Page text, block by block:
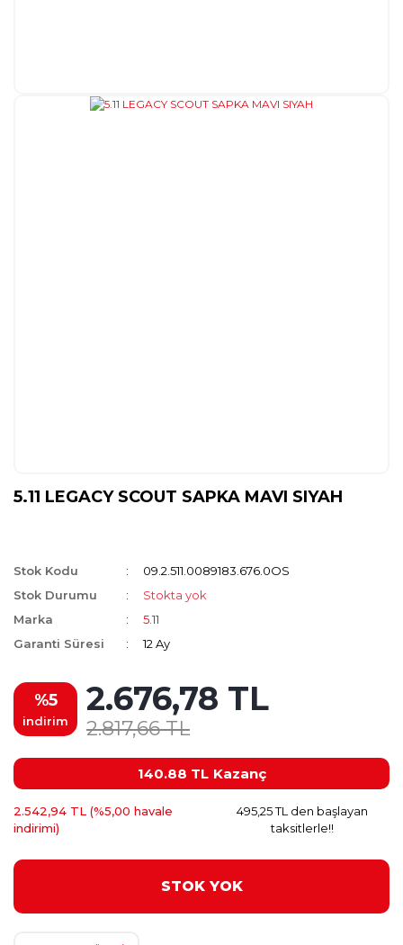
5.11 LEGACY SCOUT SAPKA MAVI SIYAH
Stok Kodu
09.2.511.0089183.676.0OS
Stok Durumu
Stokta yok
Marka
5.11
Garanti Süresi
12 Ay
%5
indirim
2.676,78 TL
2.817,66 TL
140.88 TL Kazanç
2.542,94 TL (%5,00 havale
indirimi)
495,25 TL den başlayan
taksitlerle!!
STOK YOK